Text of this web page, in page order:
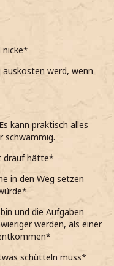
nicke*
werd, wenn
kann praktisch alles
schwammig.
drauf hätte*
in den Weg setzen
und die Aufgaben
werden, als einer
schütteln muss*